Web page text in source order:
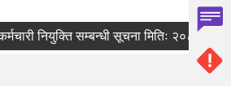
नियुक्ति सम्बन्धी सूचना मितिः